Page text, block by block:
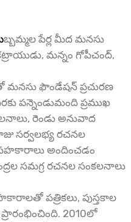
బ్బమ్మల పేర్ల మీద మనసు
మన్నం గోపీచంద్,
మనసు ఫౌండేషన్ ప్రచురణ
పన్నెండుమంది ప్రముఖ
రెండు అనువాద
సర్వలభ్య రచనల
అందించడం
సమగ్ర రచనల సంకలనాలు
పత్రికలు, పుస్తకాల
2010లో